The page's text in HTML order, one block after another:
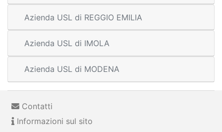
Azienda USL di REGGIO EMILIA
Azienda USL di IMOLA
Azienda USL di MODENA
Contatti
Informazioni sul sito